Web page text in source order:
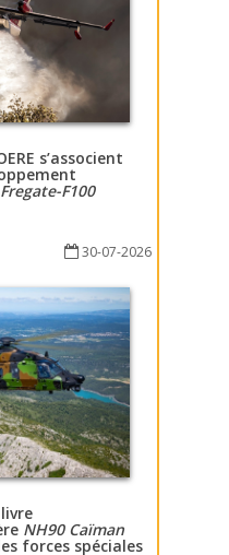
s’associent
Fregate-F100
30-07-2026
livre
NH90 Caïman
forces spéciales